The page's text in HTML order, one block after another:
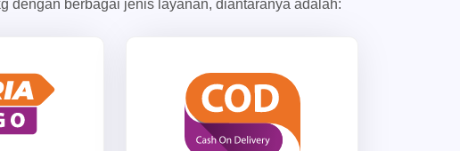
dengan berbagai jenis layanan, diantaranya adalah: